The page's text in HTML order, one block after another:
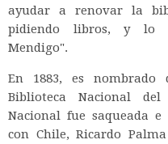
ayudar a renovar la
pidiendo libros, y lo
Mendigo".
En 1883, es
Biblioteca Nacional
Nacional fue saqueada
con Chile, Ricardo